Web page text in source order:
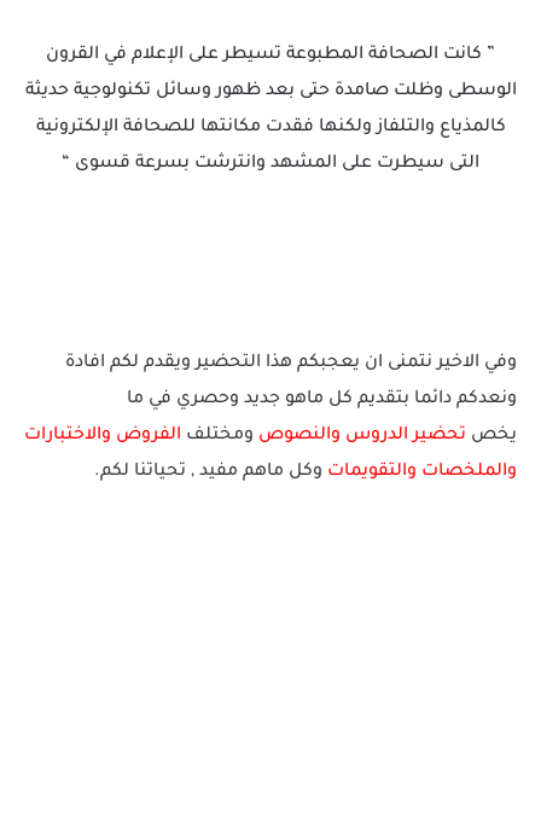
” كانت الصحافة المطبوعة تسيطر على الإعلام في القرون
الوسطى وظلت صامدة حتى بعد ظهور وسائل تكنولوجية حديثة
كالمذياع والتلفاز ولكنها فقدت مكانتها للصحافة الإلكترونية
التى سيطرت على المشهد وانترشت بسرعة قسوى “
وفي الاخير نتمنى ان يعجبكم هذا التحضير ويقدم لكم افادة
ونعدكم دائما بتقديم كل ماهو جديد وحصري في ما
يخص تحضير الدروس والنصوص ومختلف الفروض والاختبارات
والملخصات والتقويمات وكل ماهم مفيد , تحياتنا لكم.